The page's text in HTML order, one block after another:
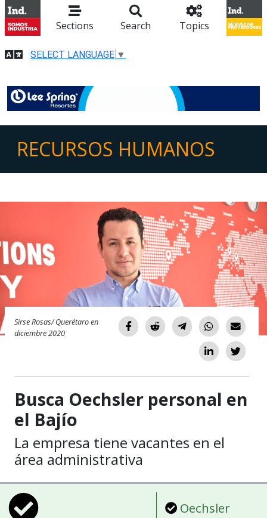
Sections Search Topics
SELECT LANGUAGE ▼
RECURSOS HUMANOS
Sirse Rosas/ Querétaro en
diciembre 2020
Busca Oechsler personal en
el Bajío
La empresa tiene vacantes en el
área administrativa
Oechsler